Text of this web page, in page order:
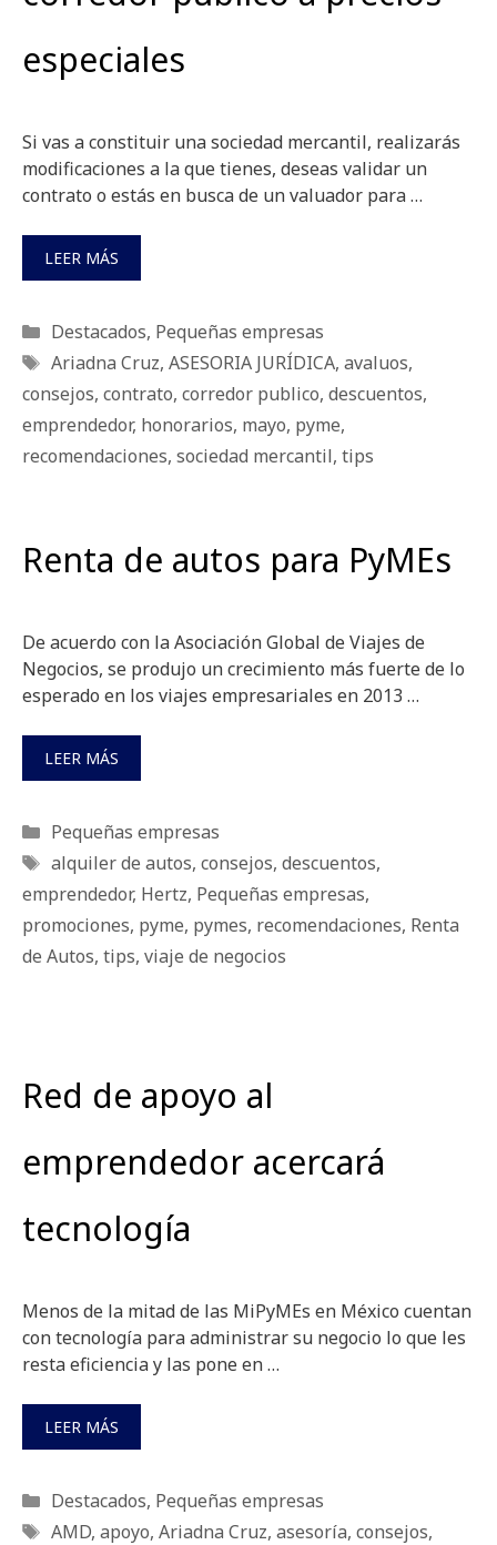
especiales
Si vas a constituir una sociedad mercantil, realizarás
modificaciones a la que tienes, deseas validar un
contrato o estás en busca de un valuador para …
LEER MÁS
Categorías
Destacados, Pequeñas empresas
Etiquetas
Ariadna Cruz, ASESORIA JURÍDICA, avaluos,
consejos, contrato, corredor publico, descuentos,
emprendedor, honorarios, mayo, pyme,
recomendaciones, sociedad mercantil, tips
Renta de autos para PyMEs
De acuerdo con la Asociación Global de Viajes de
Negocios, se produjo un crecimiento más fuerte de lo
esperado en los viajes empresariales en 2013 …
LEER MÁS
Categorías
Pequeñas empresas
Etiquetas
alquiler de autos, consejos, descuentos,
emprendedor, Hertz, Pequeñas empresas,
promociones, pyme, pymes, recomendaciones, Renta
de Autos, tips, viaje de negocios
Red de apoyo al
emprendedor acercará
tecnología
Menos de la mitad de las MiPyMEs en México cuentan
con tecnología para administrar su negocio lo que les
resta eficiencia y las pone en …
LEER MÁS
Categorías
Destacados, Pequeñas empresas
Etiquetas
AMD, apoyo, Ariadna Cruz, asesoría, consejos,